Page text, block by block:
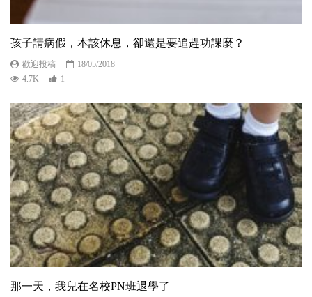
孩子請病假，本該休息，卻還是要追趕功課麼？
歡迎投稿
18/05/2018
4.7K
1
那一天，我兒在名校PN班退學了